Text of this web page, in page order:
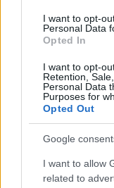
I want to opt-
Personal Data
Opted In
I want to opt-
Retention,
Personal Data
Purposes for
Opted Out
Google
I want to allow
related to
Στο πλαίσιο
απέστειλε